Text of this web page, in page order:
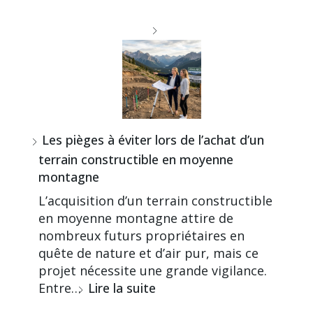
Les pièges à éviter lors de l’achat d’un
terrain constructible en moyenne
montagne
L’acquisition d’un terrain constructible
en moyenne montagne attire de
nombreux futurs propriétaires en
quête de nature et d’air pur, mais ce
projet nécessite une grande vigilance.
Entre… Lire la suite